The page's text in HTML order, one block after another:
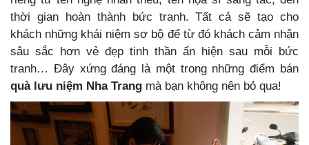
thời gian hoàn thành bức tranh. Tất cả sẽ tạo cho
khách những khái niệm sơ bộ để từ đó khách cảm nhận
sâu sắc hơn vẻ đẹp tinh thần ẩn hiện sau mỗi bức
tranh… Đây xứng đáng là một trong những điểm bán
quà lưu niệm Nha Trang mà bạn không nên bỏ qua!